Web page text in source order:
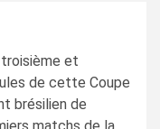
et
de cette Coupe
brésilien de